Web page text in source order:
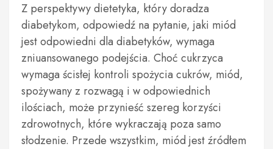
Z perspektywy dietetyka, który doradza
diabetykom, odpowiedź na pytanie, jaki miód
jest odpowiedni dla diabetyków, wymaga
zniuansowanego podejścia. Choć cukrzyca
wymaga ścisłej kontroli spożycia cukrów, miód,
spożywany z rozwagą i w odpowiednich
ilościach, może przynieść szereg korzyści
zdrowotnych, które wykraczają poza samo
słodzenie. Przede wszystkim, miód jest źródłem